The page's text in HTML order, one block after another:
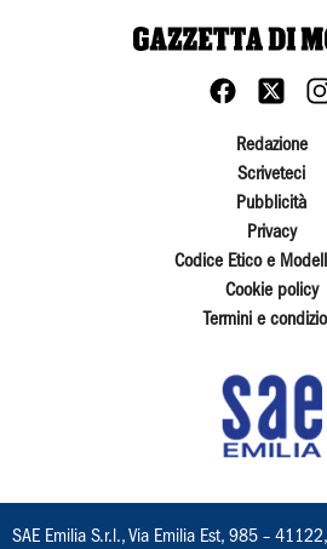
Redazione
Scriveteci
Pubblicità
Privacy
Codice Etico e
Cookie policy
Termini e
SAE Emilia S.r.l., Via Emilia Est, 985 –